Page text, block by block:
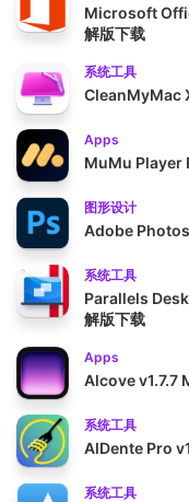
Microsoft
解版下载
系统工具
CleanMyMac
Apps
MuMu Player
图形设计
Adobe
系统工具
Parallels
解版下载
Apps
Alcove v1.7.7
系统工具
AlDente Pro
系统工具